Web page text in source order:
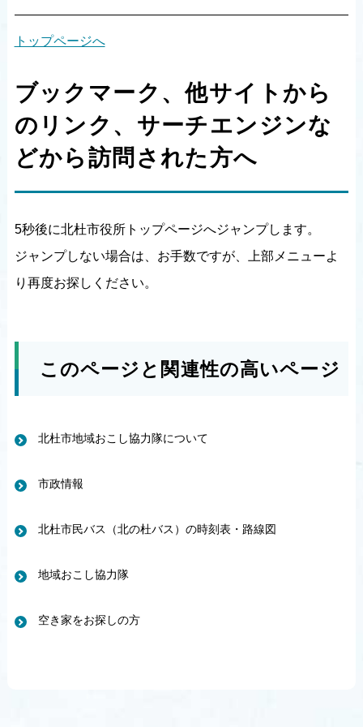
トップページへ
ブックマーク、他サイトから
のリンク、サーチエンジンな
どから訪問された方へ
5秒後に北杜市役所トップページへジャンプします。
ジャンプしない場合は、お手数ですが、上部メニューよ
り再度お探しください。
このページと関連性の高いページ
北杜市地域おこし協力隊について
市政情報
北杜市民バス（北の杜バス）の時刻表・路線図
地域おこし協力隊
空き家をお探しの方